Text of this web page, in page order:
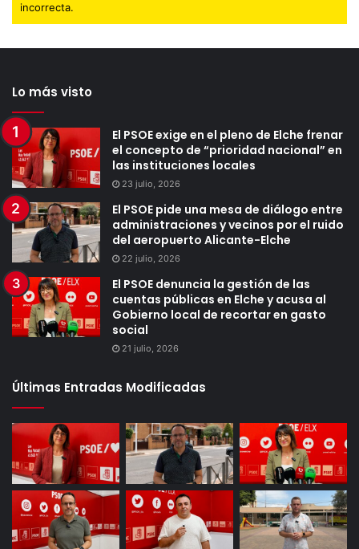
incorrecta.
Lo más visto
El PSOE exige en el pleno de Elche frenar
el concepto de “prioridad nacional” en
las instituciones locales
23 julio, 2026
El PSOE pide una mesa de diálogo entre
administraciones y vecinos por el ruido
del aeropuerto Alicante-Elche
22 julio, 2026
El PSOE denuncia la gestión de las
cuentas públicas en Elche y acusa al
Gobierno local de recortar en gasto
social
21 julio, 2026
Últimas Entradas Modificadas